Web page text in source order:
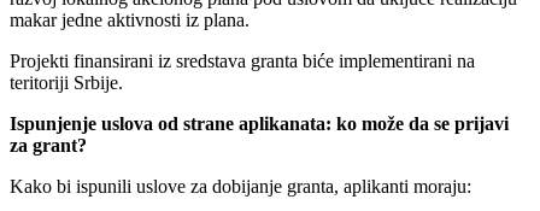
makar jedne aktivnosti iz plana.
Projekti finansirani iz sredstava granta biće implementirani na
teritoriji Srbije.
Ispunjenje uslova od strane aplikanata: ko može da se prijavi
za grant?
Kako bi ispunili uslove za dobijanje granta, aplikanti moraju: